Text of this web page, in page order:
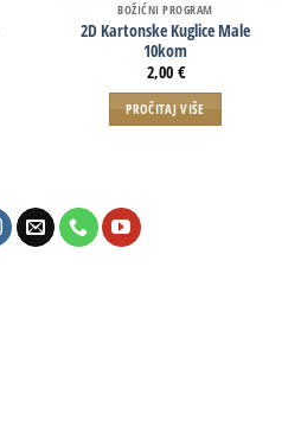
BOŽIĆNI PROGRAM
2D Kartonske Kuglice Male
10kom
2,00 €
PROČITAJ VIŠE